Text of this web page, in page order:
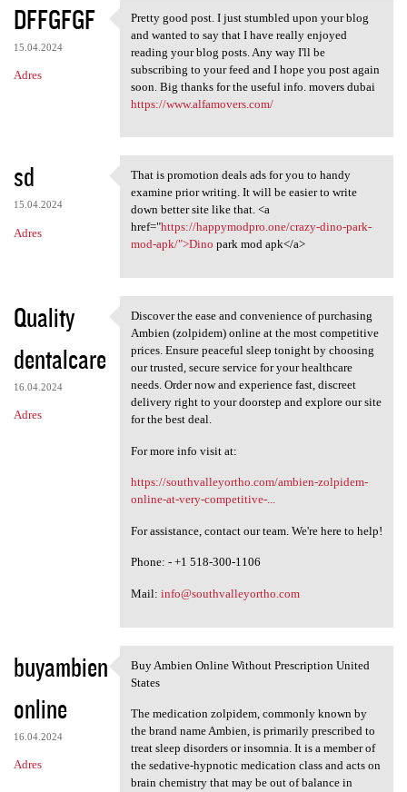
DFFGFGF
15.04.2024
Adres
Pretty good post. I just
Pretty good post. I just stumbled upon your blog
and wanted to say that I have really enjoyed
reading your blog posts. Any way I'll be
subscribing to your feed and I hope you post again
soon. Big thanks for the useful info. movers dubai
https://www.alfamovers.com/
sd
15.04.2024
Adres
That is promotion deals ads
That is promotion deals ads for you to handy
examine prior writing. It will be easier to write
down better site like that. <a
href="https://happymodpro.one/crazy-dino-park-
mod-apk/">Dino park mod apk</a>
Quality
dentalcare
16.04.2024
Adres
Discover the ease and
Discover the ease and convenience of purchasing
Ambien (zolpidem) online at the most competitive
prices. Ensure peaceful sleep tonight by choosing
our trusted, secure service for your healthcare
needs. Order now and experience fast, discreet
delivery right to your doorstep and explore our site
for the best deal.
For more info visit at:
https://southvalleyortho.com/ambien-zolpidem-
online-at-very-competitive-...
For assistance, contact our team. We're here to help!
Phone: - +1 518-300-1106
Mail: info@southvalleyortho.com
buyambien
online
16.04.2024
Adres
Buy Ambien Online Without
Buy Ambien Online Without Prescription United
States
The medication zolpidem, commonly known by
the brand name Ambien, is primarily prescribed to
treat sleep disorders or insomnia. It is a member of
the sedative-hypnotic medication class and acts on
brain chemistry that may be out of balance in